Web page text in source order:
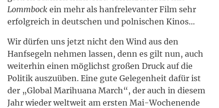
Lommbock ein mehr als hanfrelevanter Film sehr
erfolgreich in deutschen und polnischen Kinos…
Wir dürfen uns jetzt nicht den Wind aus den
Hanfsegeln nehmen lassen, denn es gilt nun, auch
weiterhin einen möglichst großen Druck auf die
Politik auszuüben. Eine gute Gelegenheit dafür ist
der „Global Marihuana March“, der auch in diesem
Jahr wieder weltweit am ersten Mai-Wochenende